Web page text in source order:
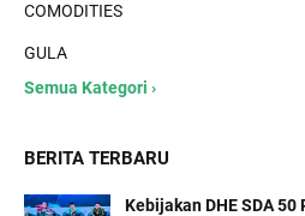
COMODITIES
GULA
Semua Kategori ›
BERITA TERBARU
Kebijakan DHE SDA 50